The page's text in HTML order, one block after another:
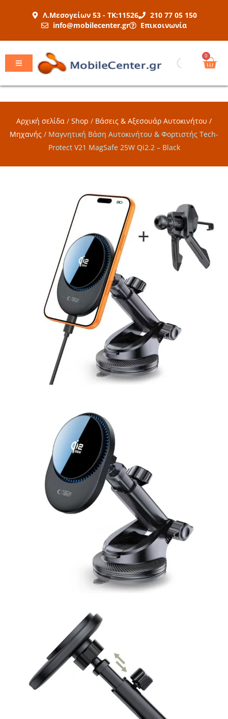
Λ.Μεσογείων 53 - ΤΚ:11526
210 77 05 150
info@mobilecenter.gr
Επικοινωνία
0
Αρχική σελίδα / Shop / Βάσεις & Αξεσουάρ Αυτοκινήτου /
Μηχανής / Μαγνητική Βάση Αυτοκινήτου & Φορτιστής Tech-
Protect V21 MagSafe 25W Qi2.2 – Black